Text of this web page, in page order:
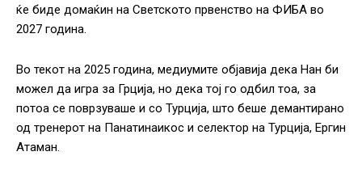
ќе биде домаќин на Светското првенство на ФИБА во
2027 година.
Во текот на 2025 година, медиумите објавија дека Нан ​​би
можел да игра за Грција, но дека тој го одбил тоа, за
потоа се поврзуваше и со Турција, што беше демантирано
од тренерот на Панатинаикос и селектор на Турција, Ергин
Атаман.